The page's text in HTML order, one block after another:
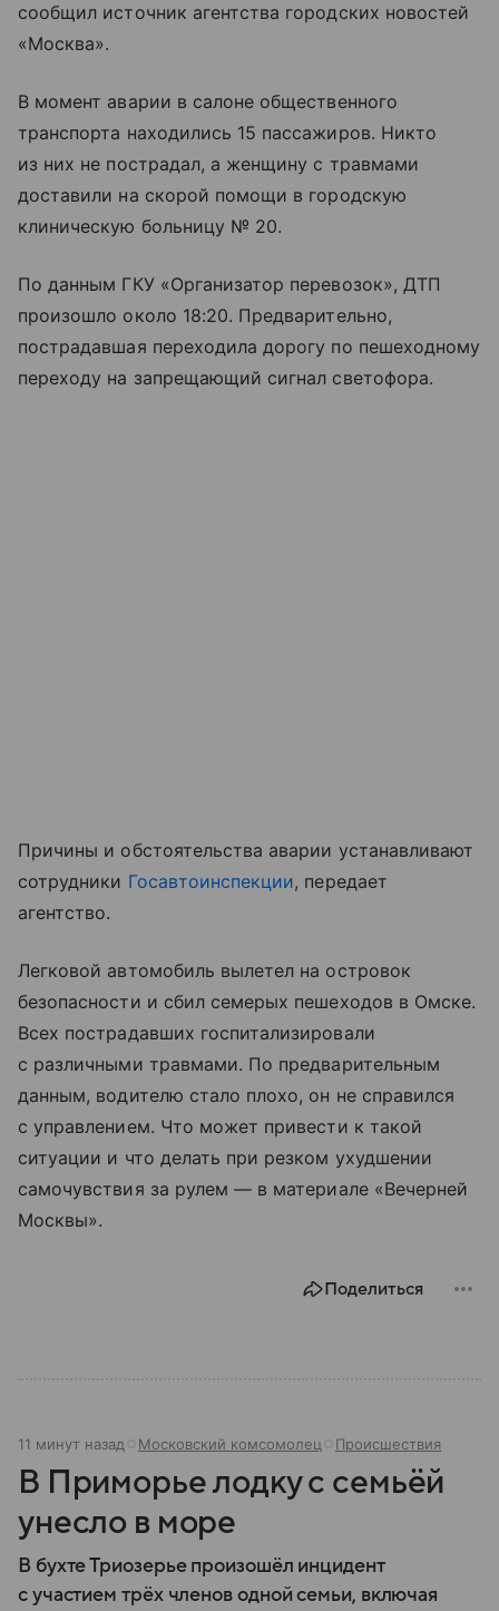
сообщил источник агентства городских новостей
«Москва».
В момент аварии в салоне общественного
транспорта находились 15 пассажиров. Никто
из них не пострадал, а женщину с травмами
доставили на скорой помощи в городскую
клиническую больницу № 20.
По данным ГКУ «Организатор перевозок», ДТП
произошло около 18:20. Предварительно,
пострадавшая переходила дорогу по пешеходному
переходу на запрещающий сигнал светофора.
Причины и обстоятельства аварии устанавливают
сотрудники Госавтоинспекции, передает
агентство.
Легковой автомобиль вылетел на островок
безопасности и сбил семерых пешеходов в Омске.
Всех пострадавших госпитализировали
с различными травмами. По предварительным
данным, водителю стало плохо, он не справился
с управлением. Что может привести к такой
ситуации и что делать при резком ухудшении
самочувствия за рулем — в материале «Вечерней
Москвы».
Поделиться
11 минут назад Московский комсомолец Происшествия
В Приморье лодку с семьёй
унесло в море
В бухте Триозерье произошёл инцидент
с участием трёх членов одной семьи, включая